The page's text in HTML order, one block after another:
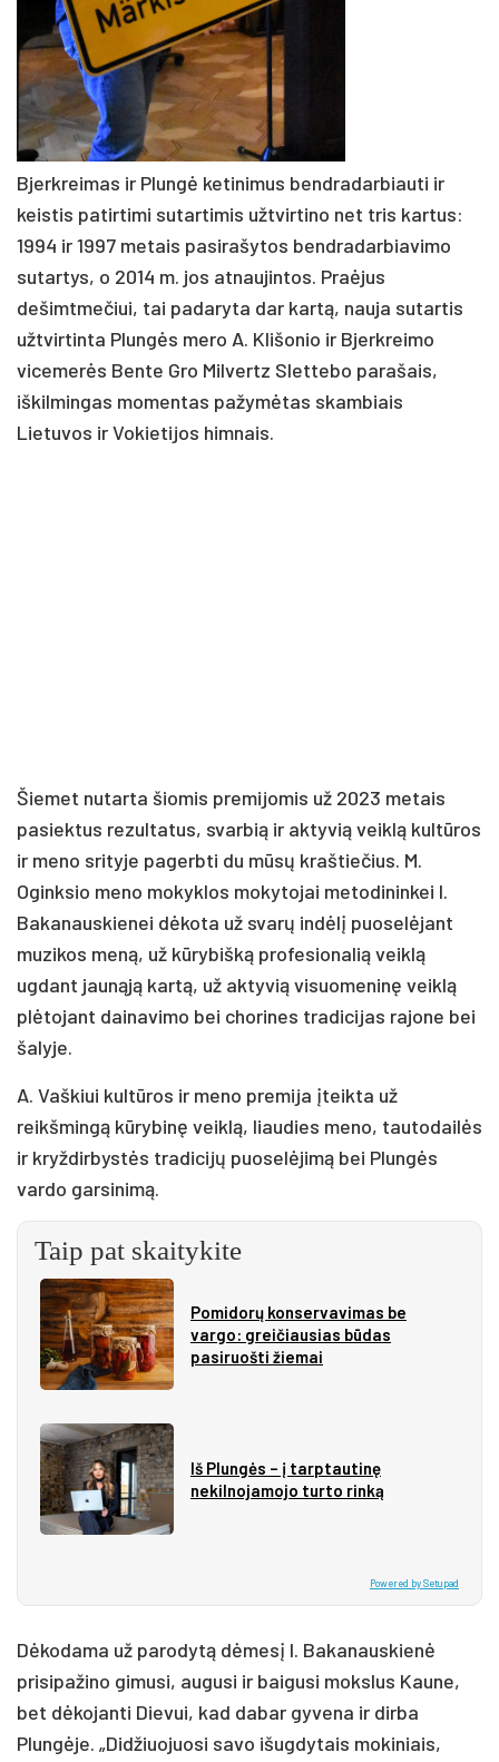
Bjerkreimas ir Plungė ketinimus bendradarbiauti ir
keistis patirtimi sutartimis užtvirtino net tris kartus:
1994 ir 1997 metais pasirašytos bendradarbiavimo
sutartys, o 2014 m. jos atnaujintos. Praėjus
dešimtmečiui, tai padaryta dar kartą, nauja sutartis
užtvirtinta Plungės mero A. Klišonio ir Bjerkreimo
vicemerės Bente Gro Milvertz Slettebo parašais,
iškilmingas momentas pažymėtas skambiais
Lietuvos ir Vokietijos himnais.
Šiemet nutarta šiomis premijomis už 2023 metais
pasiektus rezultatus, svarbią ir aktyvią veiklą kultūros
ir meno srityje pagerbti du mūsų kraštiečius. M.
Oginksio meno mokyklos mokytojai metodininkei I.
Bakanauskienei dėkota už svarų indėlį puoselėjant
muzikos meną, už kūrybišką profesionalią veiklą
ugdant jaunąją kartą, už aktyvią visuomeninę veiklą
plėtojant dainavimo bei chorines tradicijas rajone bei
šalyje.
A. Vaškiui kultūros ir meno premija įteikta už
reikšmingą kūrybinę veiklą, liaudies meno, tautodailės
ir kryždirbystės tradicijų puoselėjimą bei Plungės
vardo garsinimą.
Taip pat skaitykite
Pomidorų konservavimas be
vargo: greičiausias būdas
pasiruošti žiemai
Iš Plungės – į tarptautinę
nekilnojamojo turto rinką
Powered by Setupad
Dėkodama už parodytą dėmesį I. Bakanauskienė
prisipažino gimusi, augusi ir baigusi mokslus Kaune,
bet dėkojanti Dievui, kad dabar gyvena ir dirba
Plungėje. „Didžiuojuosi savo išugdytais mokiniais,